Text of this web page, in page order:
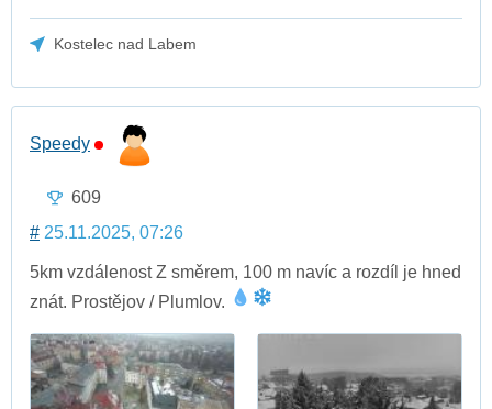
Kostelec nad Labem
Speedy
609
# 25.11.2025, 07:26
5km vzdálenost Z směrem, 100 m navíc a rozdíl je hned
znát. Prostějov / Plumlov.